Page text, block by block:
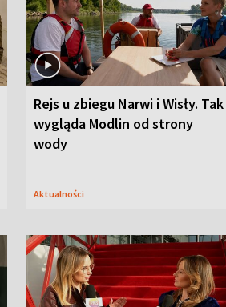
Rejs u zbiegu Narwi i Wisły. Tak
wygląda Modlin od strony
wody
Aktualności